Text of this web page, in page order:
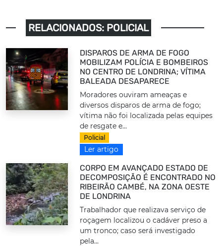
RELACIONADOS: POLICIAL
DISPAROS DE ARMA DE FOGO
MOBILIZAM POLÍCIA E BOMBEIROS
NO CENTRO DE LONDRINA; VÍTIMA
BALEADA DESAPARECE
Moradores ouviram ameaças e
diversos disparos de arma de fogo;
vítima não foi localizada pelas equipes
de resgate e...
Policial
Ler artigo
CORPO EM AVANÇADO ESTADO DE
DECOMPOSIÇÃO É ENCONTRADO NO
RIBEIRÃO CAMBÉ, NA ZONA OESTE
DE LONDRINA
Trabalhador que realizava serviço de
roçagem localizou o cadáver preso a
um tronco; caso será investigado
pela...